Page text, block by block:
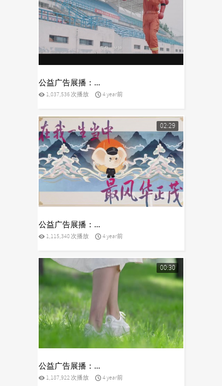
公益广告展播：...
1,037,536 次播放 4 year前
02:29
公益广告展播：...
1,115,340 次播放 4 year前
00:30
公益广告展播：...
1,187,922 次播放 4 year前